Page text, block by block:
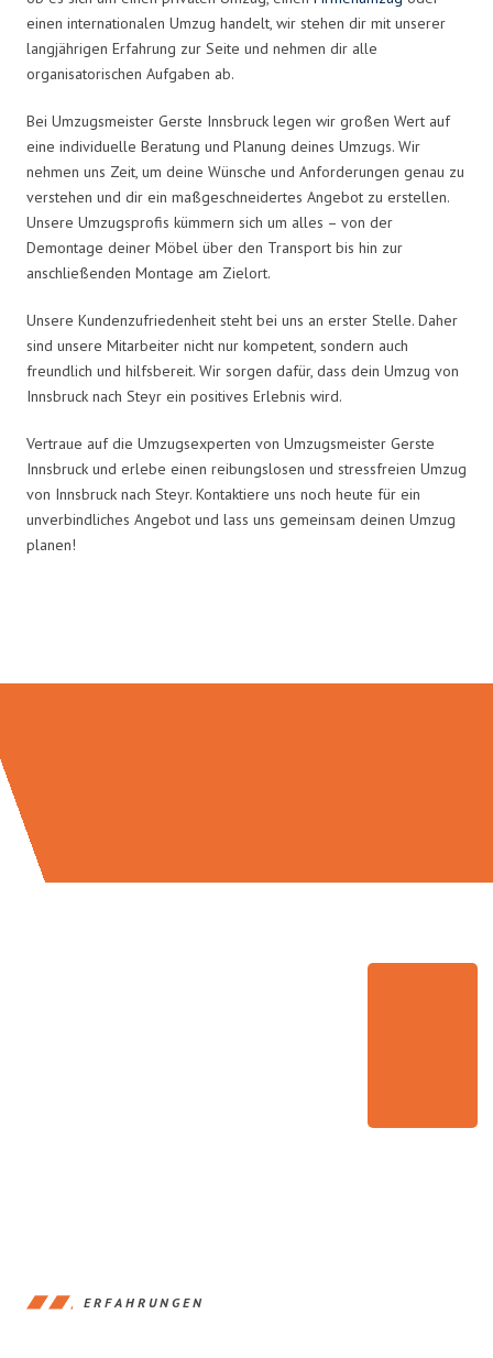
einen internationalen Umzug handelt, wir stehen dir mit unserer
langjährigen Erfahrung zur Seite und nehmen dir alle
organisatorischen Aufgaben ab.
Bei Umzugsmeister Gerste Innsbruck legen wir großen Wert auf
eine individuelle Beratung und Planung deines Umzugs. Wir
nehmen uns Zeit, um deine Wünsche und Anforderungen genau zu
verstehen und dir ein maßgeschneidertes Angebot zu erstellen.
Unsere Umzugsprofis kümmern sich um alles – von der
Demontage deiner Möbel über den Transport bis hin zur
anschließenden Montage am Zielort.
Unsere Kundenzufriedenheit steht bei uns an erster Stelle. Daher
sind unsere Mitarbeiter nicht nur kompetent, sondern auch
freundlich und hilfsbereit. Wir sorgen dafür, dass dein Umzug von
Innsbruck nach Steyr ein positives Erlebnis wird.
Vertraue auf die Umzugsexperten von Umzugsmeister Gerste
Innsbruck und erlebe einen reibungslosen und stressfreien Umzug
von Innsbruck nach Steyr. Kontaktiere uns noch heute für ein
unverbindliches Angebot und lass uns gemeinsam deinen Umzug
planen!
ERFAHRUNGEN